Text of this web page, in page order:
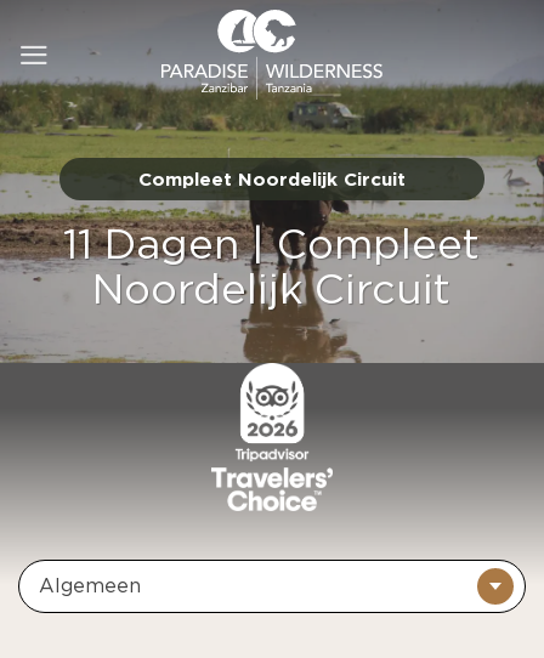
naar
inhoud
Compleet Noordelijk Circuit
11 Dagen | Compleet
Noordelijk Circuit
Algemeen